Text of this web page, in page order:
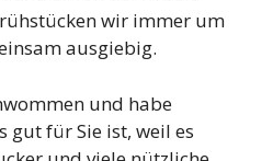
wir immer um
ausgiebig.
und habe
gut für Sie ist, weil es